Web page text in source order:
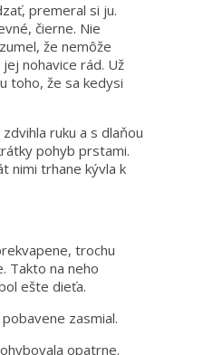
premeral si ju.
čierne. Nie
že nemôže
nohavice rád. Už
toho, že sa kedysi
ruku a s dlaňou
pohyb prstami.
nimi trhane kývla k
trochu
Takto na neho
ešte dieťa.
zasmial.
opatrne.